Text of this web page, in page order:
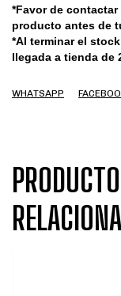
*Favor de
producto antes de
*Al terminar el
llegada a tienda de
WHATSAPP